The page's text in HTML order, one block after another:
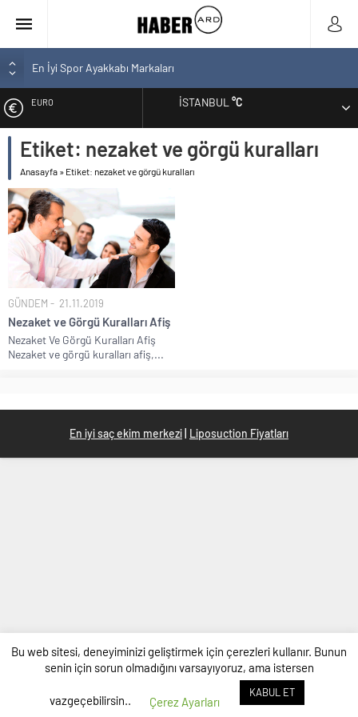
En İyi Spor Ayakkabı Markaları
Bozcaada En İyi Otel Hangisi? Tam Liste Sizlerle
En İyi Biotin Hapı Markaları Tam Listesi
EURO
ALTIN
DOLAR
İSTANBUL°C
Etiket: nezaket ve görgü kuralları
Anasayfa » Etiket: nezaket ve görgü kuralları
GÜNDEM 21.11.2019
Nezaket ve Görgü Kuralları Afiş
Nezaket Ve Görgü Kuralları Afiş
Nezaket ve görgü kuralları afiş,...
En iyi saç ekim merkezi Liposuction Fiyatları
Bu web sitesi, deneyiminizi geliştirmek için çerezleri kullanır. Bunun
senin için sorun olmadığını varsayıyoruz, ama istersen
vazgeçebilirsin.. Çerez Ayarları
KABUL ET